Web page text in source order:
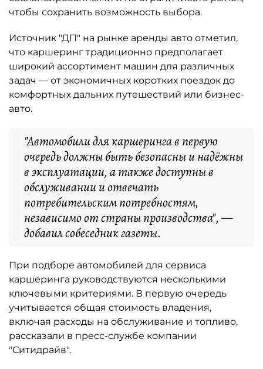
чтобы сохранить возможность выбора.
Источник "ДП" на рынке аренды авто отметил,
что каршеринг традиционно предполагает
широкий ассортимент машин для различных
задач — от экономичных коротких поездок до
комфортных дальних путешествий или бизнес-
авто.
"Автомобили для каршеринга в первую
очередь должны быть безопасны и надёжны
в эксплуатации, а также доступны в
обслуживании и отвечать
потребительским потребностям,
независимо от страны производства", —
добавил собеседник газеты.
При подборе автомобилей для сервиса
каршеринга руководствуются несколькими
ключевыми критериями. В первую очередь
учитывается общая стоимость владения,
включая расходы на обслуживание и топливо,
рассказали в пресс-службе компании
"Ситидрайв".